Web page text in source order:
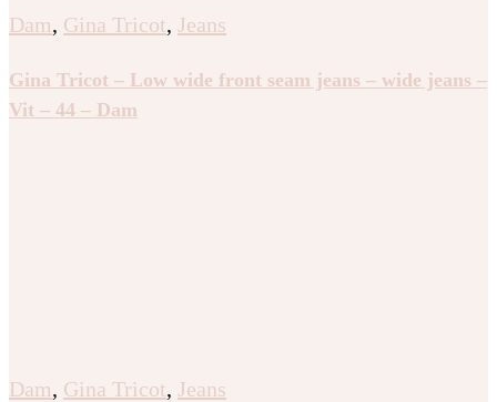
Dam, Gina Tricot, Jeans
Gina Tricot – Low wide front seam jeans – wide jeans –
Vit – 44 – Dam
Dam, Gina Tricot, Jeans